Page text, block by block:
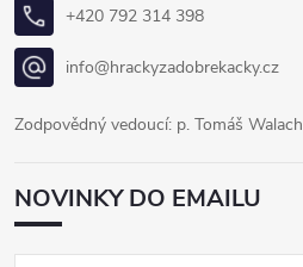
+420 792 314 398
info@hrackyzadobrekacky.cz
Zodpovědný vedoucí: p. Tomáš Walach
NOVINKY DO EMAILU